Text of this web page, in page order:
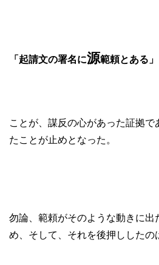
「起請文の署名に源範頼とある」
ことが、謀反の心があった証拠
たことが止めとなった。
勿論、範頼がそのような動きに出
め、そして、それを後押ししたの